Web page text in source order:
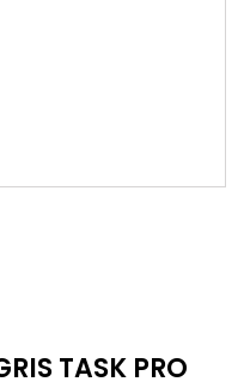
TASK PRO